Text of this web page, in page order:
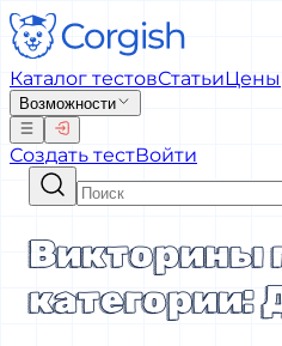
Каталог тестовСтатьиЦены
Возможности
Создать тестВойти
Викторины
категории: